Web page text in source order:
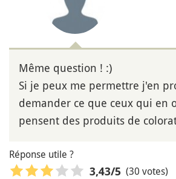
Même question ! :)
Si je peux me permettre j'en
demander ce que ceux qui en
pensent des produits de
Réponse utile ?
3,43/5 (30 votes)